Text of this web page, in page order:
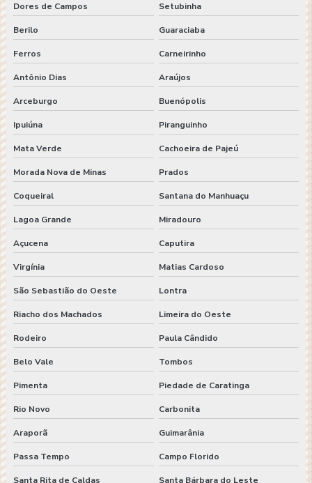
Dores de Campos Setubinha
Berilo Guaraciaba
Ferros Carneirinho
Antônio Dias Araújos
Arceburgo Buenópolis
Ipuiúna Piranguinho
Mata Verde Cachoeira de Pajeú
Morada Nova de Minas Prados
Coqueiral Santana do Manhuaçu
Lagoa Grande Miradouro
Açucena Caputira
Virgínia Matias Cardoso
São Sebastião do Oeste Lontra
Riacho dos Machados Limeira do Oeste
Rodeiro Paula Cândido
Belo Vale Tombos
Pimenta Piedade de Caratinga
Rio Novo Carbonita
Araporã Guimarânia
Passa Tempo Campo Florido
Santa Rita de Caldas Santa Bárbara do Leste